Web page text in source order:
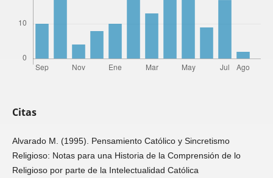
Citas
Alvarado M. (1995). Pensamiento Católico y Sincretismo
Religioso: Notas para una Historia de la Comprensión de lo
Religioso por parte de la Intelectualidad Católica